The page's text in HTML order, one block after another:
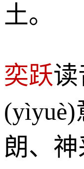
土。
奕跃读
朗、